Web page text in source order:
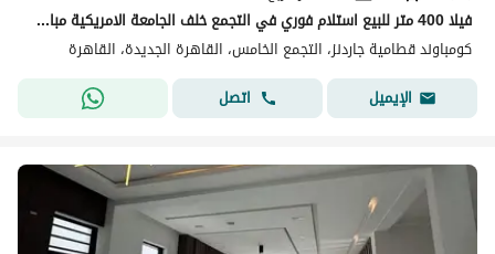
فيلا 400 متر للبيع استلام فوري في التجمع خلف الجامعة الامريكية مباشرة في كمبوند قائم وساكن بالفعل
كومباوند قطامية جاردنز، التجمع الخامس، القاهرة الجديدة، القاهرة
الإيميل
اتصل